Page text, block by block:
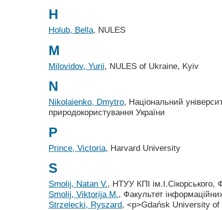
H
Holub, Bella, NULES
M
Milovidov, Yurii, NULES of Ukraine, Kyiv
N
Nikolaienko, Dmytro, Національний
природокористування України
P
Prince, Victoria, Harvard University
S
Smolij, Natan V., НТУУ КПІ ім.І.Сікорського,
Smolij, Viktorija М., Факультет
Strzelecki, Ryszard, <p>Gdańsk University of